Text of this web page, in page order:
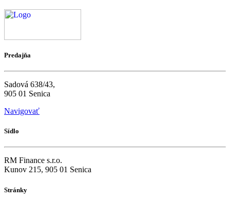
Predajňa
Sadová 638/43,
905 01 Senica
Navigovať
Sídlo
RM Finance s.r.o.
Kunov 215, 905 01 Senica
Stránky